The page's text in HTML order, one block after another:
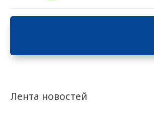
Лента новостей